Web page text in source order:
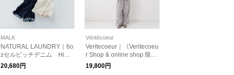
MALK
NATURAL LAUNDRY｜6o
zセルビッチデニム Hi！
パンツ｜7264P-016
20,680円
Véritécoeur
Veritecoeur｜《Veritecoeu
r Shop & online shop 限
定》 CHECK PANTS SP-0
14 【カディコットン】
19,800円